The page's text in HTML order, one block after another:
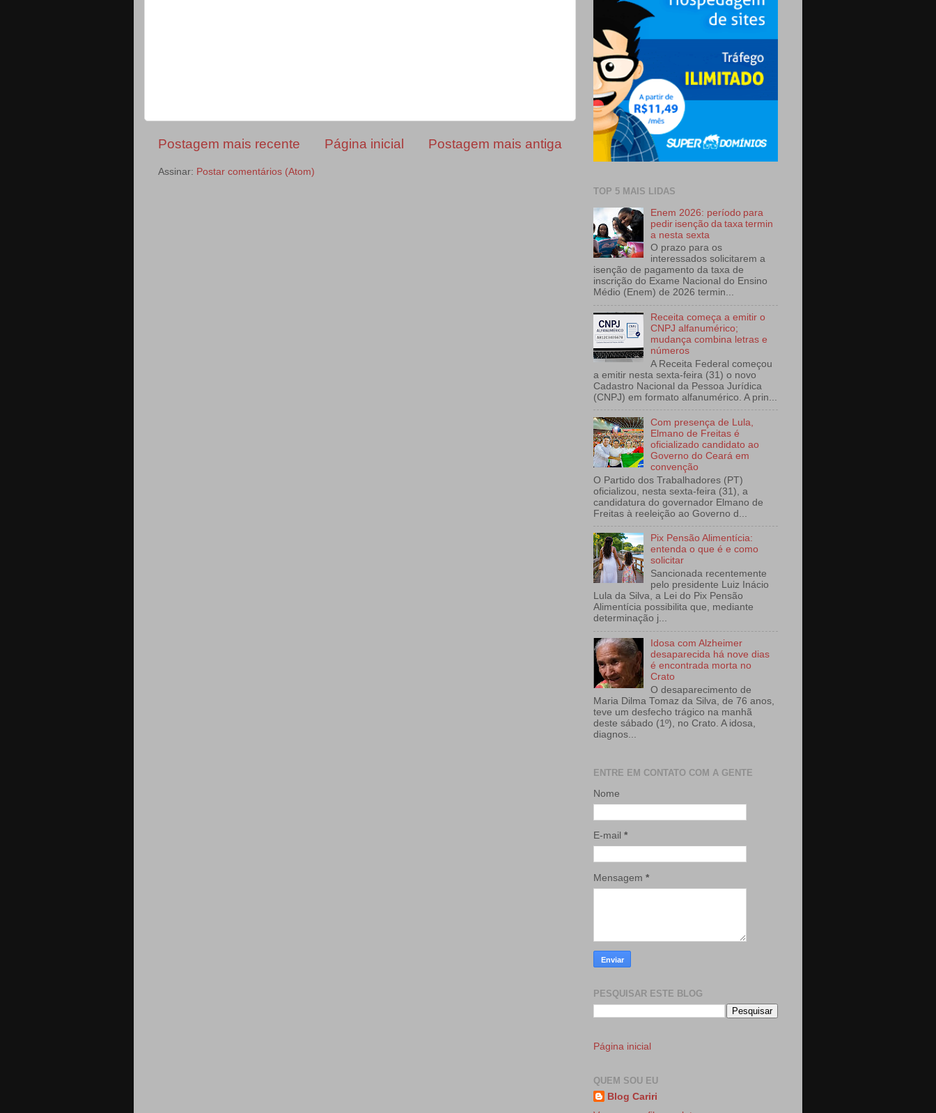
Postagem mais recente Postagem mais antiga
Página inicial
Assinar: Postar comentários (Atom)
TOP 5 MAIS LIDAS
Enem 2026: período para
pedir isenção da taxa termin
a nesta sexta
O prazo para os
interessados solicitarem a
isenção de pagamento da taxa de
inscrição do Exame Nacional do Ensino
Médio (Enem) de 2026 termin...
Receita começa a emitir o
CNPJ alfanumérico;
mudança combina letras e
números
A Receita Federal começou
a emitir nesta sexta-feira (31) o novo
Cadastro Nacional da Pessoa Jurídica
(CNPJ) em formato alfanumérico. A prin...
Com presença de Lula,
Elmano de Freitas é
oficializado candidato ao
Governo do Ceará em
convenção
O Partido dos Trabalhadores (PT)
oficializou, nesta sexta-feira (31), a
candidatura do governador Elmano de
Freitas à reeleição ao Governo d...
Pix Pensão Alimentícia:
entenda o que é e como
solicitar
Sancionada recentemente
pelo presidente Luiz Inácio
Lula da Silva, a Lei do Pix Pensão
Alimentícia possibilita que, mediante
determinação j...
Idosa com Alzheimer
desaparecida há nove dias
é encontrada morta no
Crato
O desaparecimento de
Maria Dilma Tomaz da Silva, de 76 anos,
teve um desfecho trágico na manhã
deste sábado (1º), no Crato. A idosa,
diagnos...
ENTRE EM CONTATO COM A GENTE
Nome
E-mail *
Mensagem *
PESQUISAR ESTE BLOG
Página inicial
QUEM SOU EU
Blog Cariri